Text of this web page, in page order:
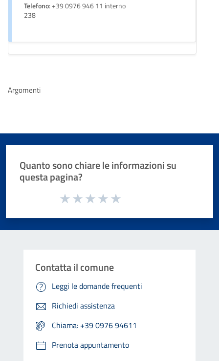
Telefono: +39 0976 946 11 interno
238
Argomenti
Quanto sono chiare le informazioni su
questa pagina?
Valuta da 1 a 5 stelle la pagina
Contatta il comune
Leggi le domande frequenti
Richiedi assistenza
Chiama: +39 0976 94611
Prenota appuntamento